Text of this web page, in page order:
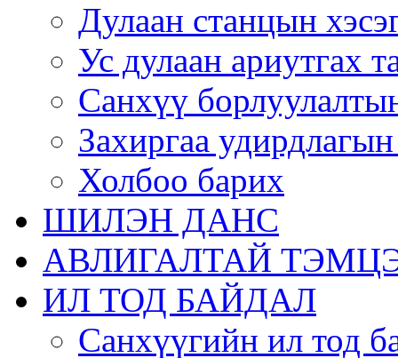
Дулаан станцын
Ус дулаан ариутгах
Санхүү
Захиргаа удирдлагын
Холбоо барих
ШИЛЭН ДАНС
АВЛИГАЛТАЙ
ИЛ ТОД БАЙДАЛ
Санхүүгийн ил тод